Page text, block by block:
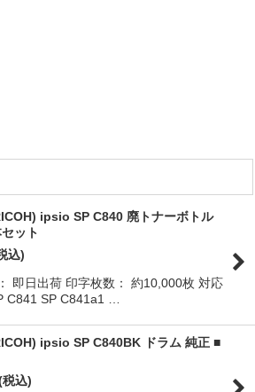
ipsio SP C840 廃トナーボトル
ット
込)
即日出荷 印字枚数： 約10,000枚 対応
C841 SP C841a1 …
ipsio SP C840BK ドラム 純正 ■
税込)